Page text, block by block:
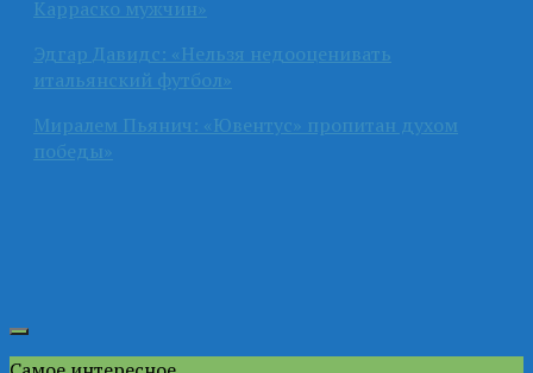
Карраско мужчин»
Эдгар Давидс: «Нельзя недооценивать
итальянский футбол»
Миралем Пьянич: «Ювентус» пропитан духом
победы»